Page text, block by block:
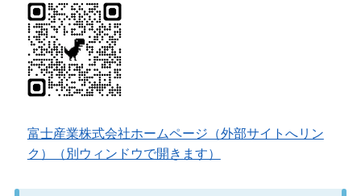
富士産業株式会社ホームページ（外部サイトへリン
ク）（別ウィンドウで開きます）